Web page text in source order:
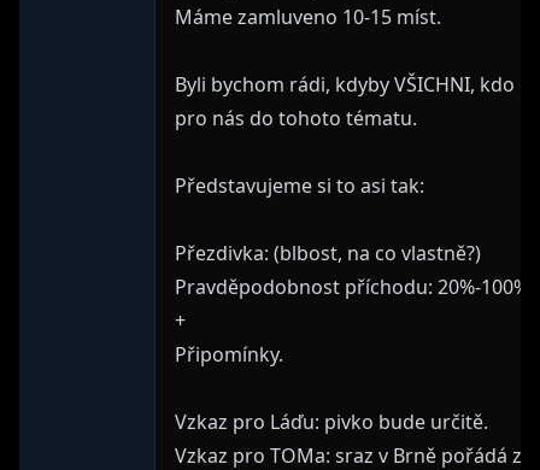
Máme zamluveno 10-15 míst.
Byli bychom rádi, kdyby VŠICHNI, kdo
pro nás do tohoto tématu.
Představujeme si to asi tak:
Přezdivka: (blbost, na co vlastně?)
Pravděpodobnost příchodu: 20%-100%
+
Připomínky.
Vzkaz pro Láďu: pivko bude určitě.
Vzkaz pro TOMa: sraz v Brně pořádá